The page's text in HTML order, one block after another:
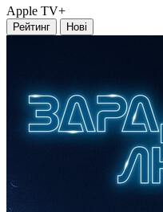
Apple TV+
Рейтинг Нові